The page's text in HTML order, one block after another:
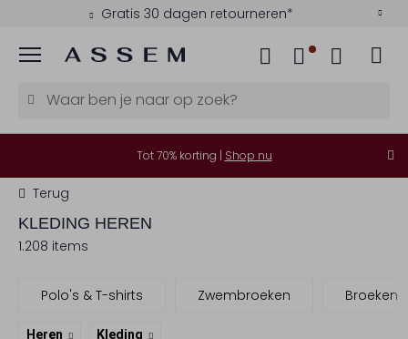
Kies zelf je bezorgmoment
Menu
Tot 70% korting | Shop nu
Terug
KLEDING HEREN
1.208 items
Polo's & T-shirts Zwembroeken Broeken
Heren Kleding